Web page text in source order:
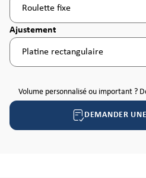
Roulette fixe
Sélectionnez
Ajustement
Platine rectangulaire
Volume personnalisé ou important ?
DEMANDER